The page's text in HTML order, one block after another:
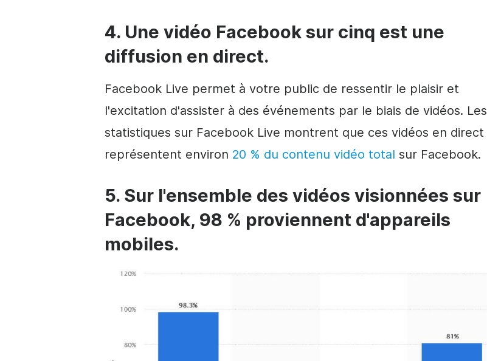
4. Une vidéo Facebook sur cinq est une
diffusion en direct.
Facebook Live permet à votre public de ressentir le plaisir et
l'excitation d'assister à des événements par le biais de vidéos. Les
statistiques sur Facebook Live montrent que ces vidéos en direct
représentent environ 20 % du contenu vidéo total sur Facebook.
5. Sur l'ensemble des vidéos visionnées sur
Facebook, 98 % proviennent d'appareils
mobiles.